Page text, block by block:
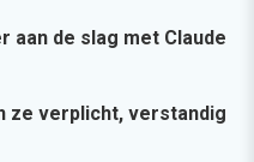
aan de slag met Claude
ze verplicht, verstandig